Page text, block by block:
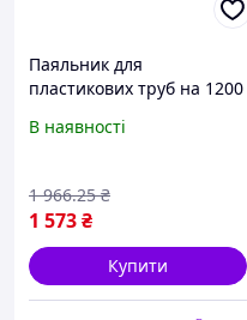
Паяльник для
пластикових труб на 1200
ма насадками в кейсі EVT
В наявності
1 573₴
1 966.25 ₴
Купити